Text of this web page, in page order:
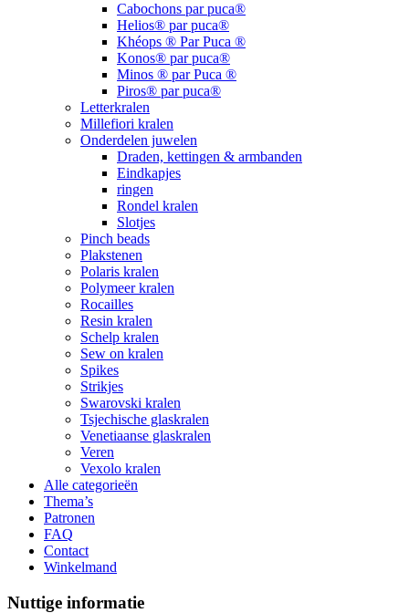
Cabochons par puca®
Helios® par puca®
Khéops ® Par Puca ®
Konos® par puca®
Minos ® par Puca ®
Piros® par puca®
Letterkralen
Millefiori kralen
Onderdelen juwelen
Draden, kettingen & armbanden
Eindkapjes
ringen
Rondel kralen
Slotjes
Pinch beads
Plakstenen
Polaris kralen
Polymeer kralen
Rocailles
Resin kralen
Schelp kralen
Sew on kralen
Spikes
Strikjes
Swarovski kralen
Tsjechische glaskralen
Venetiaanse glaskralen
Veren
Vexolo kralen
Alle categorieën
Thema’s
Patronen
FAQ
Contact
Winkelmand
Nuttige informatie